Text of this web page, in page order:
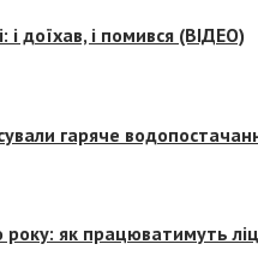
доїхав, і помився (ВІДЕО)
гаряче
року: як працюватимуть